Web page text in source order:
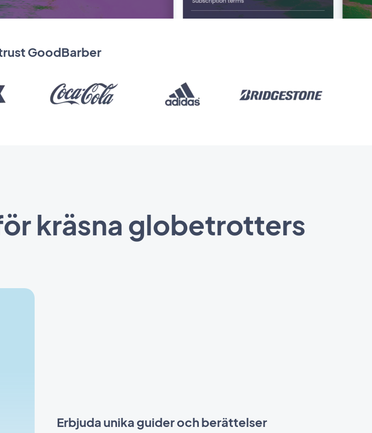
GoodBarber
kräsna globetrotters
Erbjuda unika guider och berättelser